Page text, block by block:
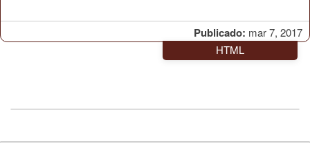
Publicado: mar 7, 2017
HTML